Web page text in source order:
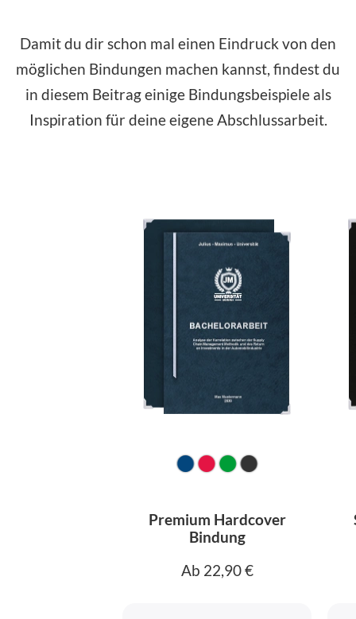
Damit du dir schon mal einen Eindruck von den
möglichen Bindungen machen kannst, findest du
in diesem Beitrag einige Bindungsbeispiele als
Inspiration für deine eigene Abschlussarbeit.
Premium Hardcover
Bindung
Ab 22,90 €